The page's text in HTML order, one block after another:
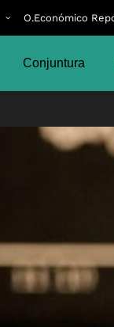
O.Económico
Conjuntura